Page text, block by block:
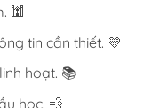
🕍
tin cần thiết. 💛
hoạt. 📚
học. 💨